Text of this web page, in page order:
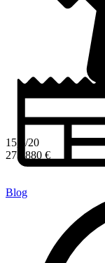
Blog
15,6/20
275 880 €